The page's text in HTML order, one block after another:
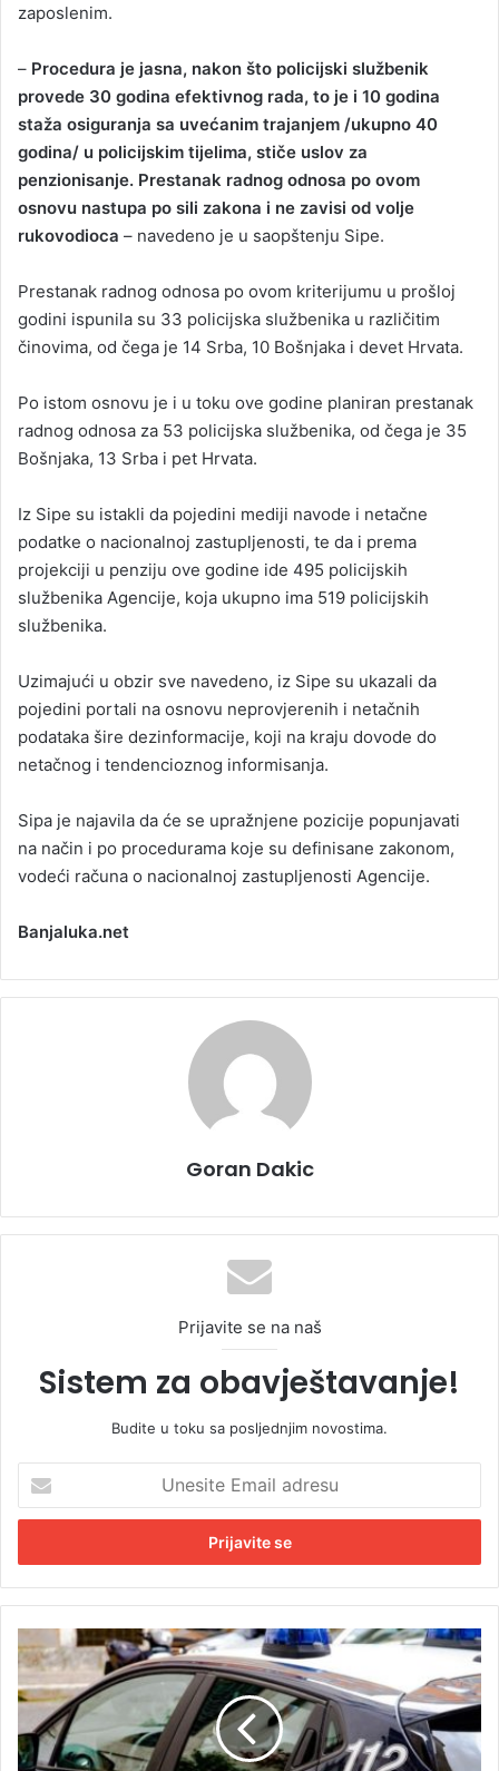
zaposlenim.
– Procedura je jasna, nakon što policijski službenik
provede 30 godina efektivnog rada, to je i 10 godina
staža osiguranja sa uvećanim trajanjem /ukupno 40
godina/ u policijskim tijelima, stiče uslov za
penzionisanje. Prestanak radnog odnosa po ovom
osnovu nastupa po sili zakona i ne zavisi od volje
rukovodioca – navedeno je u saopštenju Sipe.
Prestanak radnog odnosa po ovom kriterijumu u prošloj
godini ispunila su 33 policijska službenika u različitim
činovima, od čega je 14 Srba, 10 Bošnjaka i devet Hrvata.
Po istom osnovu je i u toku ove godine planiran prestanak
radnog odnosa za 53 policijska službenika, od čega je 35
Bošnjaka, 13 Srba i pet Hrvata.
Iz Sipe su istakli da pojedini mediji navode i netačne
podatke o nacionalnoj zastupljenosti, te da i prema
projekciji u penziju ove godine ide 495 policijskih
službenika Agencije, koja ukupno ima 519 policijskih
službenika.
Uzimajući u obzir sve navedeno, iz Sipe su ukazali da
pojedini portali na osnovu neprovjerenih i netačnih
podataka šire dezinformacije, koji na kraju dovode do
netačnog i tendencioznog informisanja.
Sipa je najavila da će se upražnjene pozicije popunjavati
na način i po procedurama koje su definisane zakonom,
vodeći računa o nacionalnoj zastupljenosti Agencije.
Banjaluka.net
Goran Dakic
Prijavite se na naš
Sistem za obavještavanje!
Budite u toku sa posljednjim novostima.
e
i
t
E
m
a
i
l
a
T
i
j
l
o